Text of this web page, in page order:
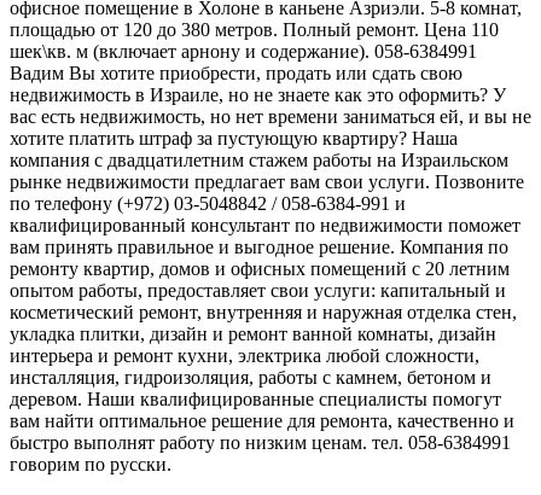
офисное помещение в Холоне в каньене Азриэли. 5-8 комнат,
площадью от 120 до 380 метров. Полный ремонт. Цена 110
шек\кв. м (включает арнону и содержание). 058-6384991
Вадим Вы хотите приобрести, продать или сдать свою
недвижимость в Израиле, но не знаете как это оформить? У
вас есть недвижимость, но нет времени заниматься ей, и вы не
хотите платить штраф за пустующую квартиру? Наша
компания с двадцатилетним стажем работы на Израильском
рынке недвижимости предлагает вам свои услуги. Позвоните
по телефону (+972) 03-5048842 / 058-6384-991 и
квалифицированный консультант по недвижимости поможет
вам принять правильное и выгодное решение. Компания по
ремонту квартир, домов и офисных помещений с 20 летним
опытом работы, предоставляет свои услуги: капитальный и
косметический ремонт, внутренняя и наружная отделка стен,
укладка плитки, дизайн и ремонт ванной комнаты, дизайн
интерьера и ремонт кухни, электрика любой сложности,
инсталляция, гидроизоляция, работы с камнем, бетоном и
деревом. Наши квалифицированные специалисты помогут
вам найти оптимальное решение для ремонта, качественно и
быстро выполнят работу по низким ценам. тел. 058-6384991
говорим по русски.